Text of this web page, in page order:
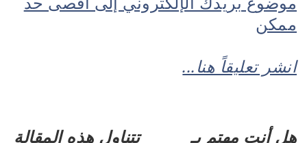
ممكن
انشر تعليقاً هنا...
تتناول هذه المقالة
هل أنت مهتم بـ